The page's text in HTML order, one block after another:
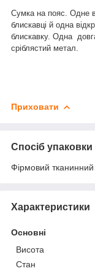
Сумка на пояс. Одне
блискавці й одна
блискавку. Одна
сріблястий метал.
Приховати
Спосіб упаковки
Фірмовий
Характеристики
Основні
Висота
Стан